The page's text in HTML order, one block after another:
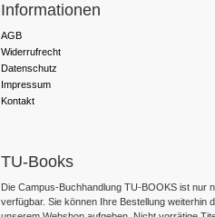
Informationen
AGB
Widerrufrecht
Datenschutz
Impressum
Kontakt
TU-Books
Die Campus-Buchhandlung TU-BOOKS ist nur
verfügbar. Sie können Ihre Bestellung weiterhin